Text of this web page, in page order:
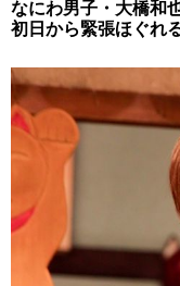
なにわ男子・大橋和
初日から緊張ほぐれ